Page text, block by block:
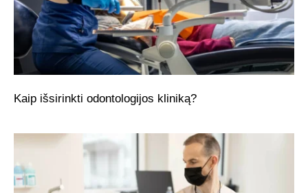
Kaip išsirinkti odontologijos kliniką?